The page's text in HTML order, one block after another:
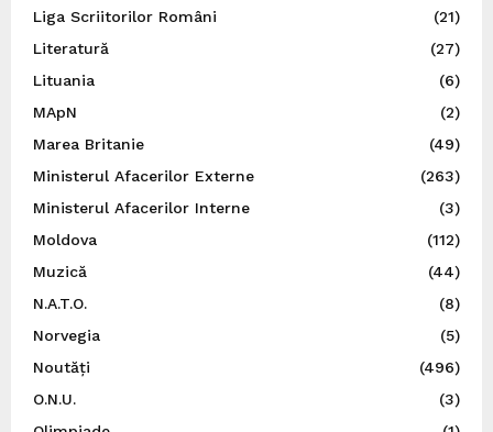
Liga Scriitorilor Români
(21)
Literatură
(27)
Lituania
(6)
MApN
(2)
Marea Britanie
(49)
Ministerul Afacerilor Externe
(263)
Ministerul Afacerilor Interne
(3)
Moldova
(112)
Muzică
(44)
N.A.T.O.
(8)
Norvegia
(5)
Noutăți
(496)
O.N.U.
(3)